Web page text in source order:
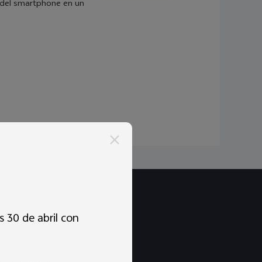
smartphone en un
30 de abril con